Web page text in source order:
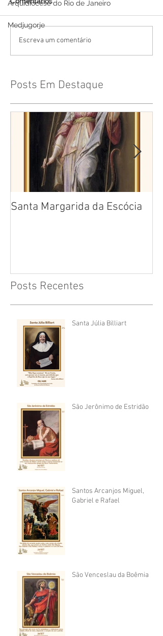
Arquidiocese do Rio de Janeiro
Medjugorje
Escreva um comentário
Posts Em Destaque
Santa Margarida da Escócia
Posts Recentes
Santa Júlia Billiart
São Jerônimo de Estridão
Santos Arcanjos Miguel,
Gabriel e Rafael
São Venceslau da Boêmia